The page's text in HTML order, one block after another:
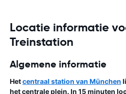
Locatie informatie
Treinstation
Algemene informatie
Hetcentraal station van München
het centrale plein. In 15 minuten